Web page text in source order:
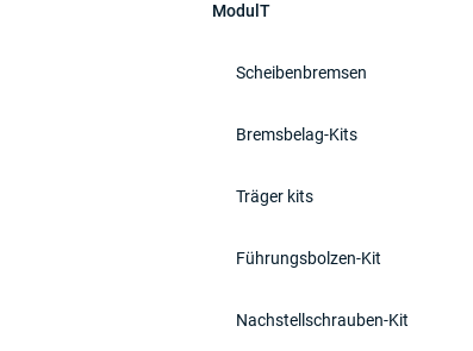
ModulT
Scheibenbremsen
Bremsbelag-Kits
Träger kits
Führungsbolzen-Kit
Nachstellschrauben-Kit